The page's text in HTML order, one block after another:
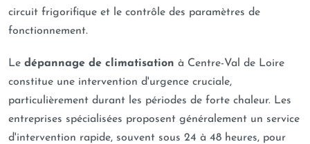
circuit frigorifique et le contrôle des paramètres de
fonctionnement.
Le dépannage de climatisation à Centre-Val de Loire
constitue une intervention d'urgence cruciale,
particulièrement durant les périodes de forte chaleur. Les
entreprises spécialisées proposent généralement un service
d'intervention rapide, souvent sous 24 à 48 heures, pour